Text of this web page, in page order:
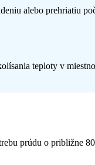
alebo prehriatiu
teploty v
prúdu o približne